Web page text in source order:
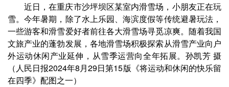
近日，在重庆市沙坪坝区某室内滑雪场，小朋友正在玩
雪。今年暑期，除了水上乐园、海滨度假等传统避暑玩法，
一些游客和滑雪爱好者前往各大滑雪场寻觅凉爽。随着我国
文旅产业的蓬勃发展，各地滑雪场积极探索从滑雪产业向户
外运动休闲产业延伸，从雪季运营向全年拓展。孙凯芳 摄
（人民日报2024年8月29日第15版《将运动和休闲的快乐留
在四季》配图之一）